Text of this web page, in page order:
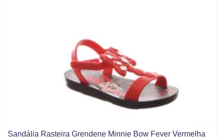
Sandália Rasteira Grendene Minnie Bow Fever Vermelha